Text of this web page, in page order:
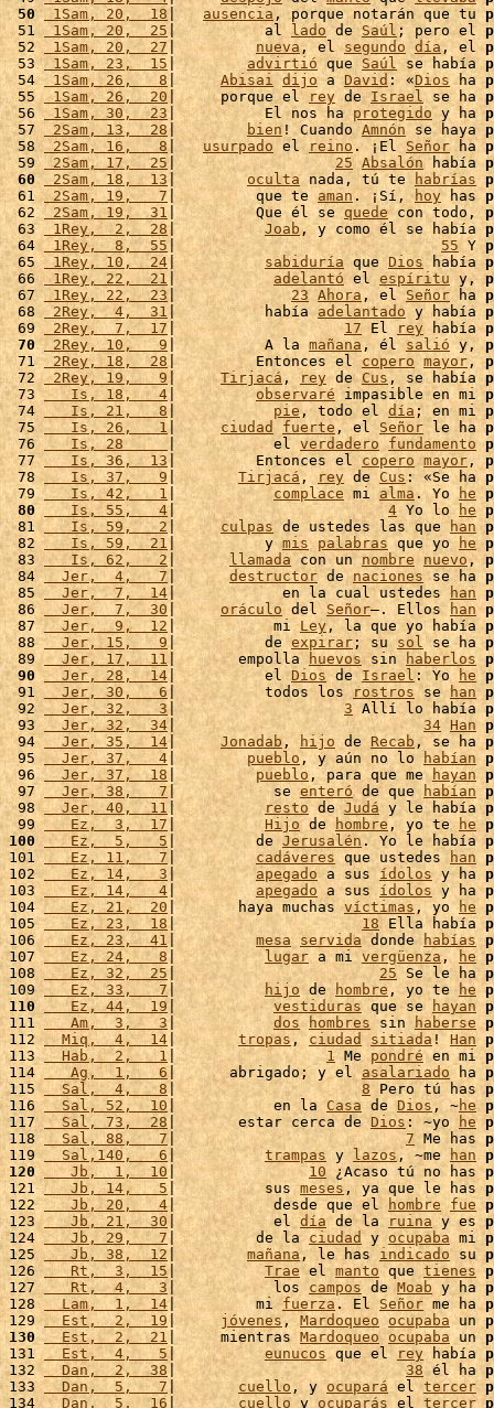
50
1Sam, 20,  18 | ausencia , porque notarán que tu
51
1Sam, 20,  25 |          al lado de Saúl ; pero el
52
1Sam, 20,  27 | nueva , el segundo día , el
53 1Sam, 23,  15 | advirtió que Saúl se había
54 1Sam, 26,   8 | Abisai dijo a David : «Dios ha
55 1Sam, 26,  20 |     porque el rey de Israel se ha
56 1Sam, 30,  23|          El nos ha protegido y ha
57
2Sam, 13,  28| bien ! Cuando Amnón se haya
58 2Sam, 16,   8| usurpado el reino . ¡El Señor ha
59
2Sam, 17,  25 | 25 Absalón había
60
2Sam, 18,  13 | oculta nada, tú te habrías
61 2Sam, 19,   7 |         que te aman . ¡Sí, hoy has
62 2Sam, 19,  31 |         Que él se quede con todo,
63
1Rey,  2,  28| Joab, y como él se había
64
1Rey,  8,  55 | 55 Y
65 1Rey, 10,  24| sabiduría que Dios había
66 1Rey, 22,  21 | adelantó el espíritu y,
67 1Rey, 22,  23 | 23 Ahora , el Señor ha
68
2Rey,  4,  31 |          había adelantado y había
69
2Rey,  7,  17 | 17 El rey había
70
2Rey, 10,   9 |          A la mañana , él salió y,
71 2Rey, 18,  28 |         Entonces el copero mayor ,
72
2Rey, 19,   9 | Tirjacá , rey de Cus, se había
73
   Is, 18,   4
| observaré impasible en mi
74
   Is, 21,   8
| pie, todo el día; en mi
75
   Is, 26,   1
| ciudad fuerte , el Señor le ha
76
   Is, 28
|           el verdadero fundamento
77
   Is, 36,  13
|         Entonces el copero mayor ,
78
   Is, 37,   9
| Tirjacá, rey de Cus : «Se ha
79
   Is, 42,   1
| complace mi alma . Yo he
80
   Is, 55,   4
| 4 Yo lo he
81
   Is, 59,   2
| culpas de ustedes las que han
82
   Is, 59,  21
|          y mis palabras que yo he
83
   Is, 62,   2
| llamada con un nombre nuevo,
84
  Jer,  4,   7
| destructor de naciones se ha
85
  Jer,  7,  14
|            en la cual ustedes han
86
  Jer,  7,  30
| oráculo del Señor–. Ellos han
87
  Jer,  9,  12
|           mi Ley, la que yo había
88
  Jer, 15,   9
|          de expirar ; su sol se ha
89
  Jer, 17,  11
|       empolla huevos sin haberlos
90
  Jer, 28,  14
|          el Dios de Israel: Yo he
91
  Jer, 30,   6
|          todos los rostros se han
92
  Jer, 32,   3
| 3 Allí lo había
93
  Jer, 32,  34
| 34 Han
94
  Jer, 35,  14
| Jonadab , hijo de Recab, se ha
95
  Jer, 37,   4
| pueblo, y aún no lo habían
96
  Jer, 37,  18
| pueblo , para que me hayan
97
  Jer, 38,   7
|           se enteró de que habían
98
  Jer, 40,  11
| resto de Judá y le había
99
   Ez,  3,  17
| Hijo de hombre , yo te he
100
   Ez,  5,   5
|         de Jerusalén . Yo le había
101
   Ez, 11,   7
| cadáveres que ustedes han
102
   Ez, 14,   3
| apegado a sus ídolos y ha
103
   Ez, 14,   4
| apegado a sus ídolos y ha
104
   Ez, 21,  20
|       haya muchas víctimas , yo he
105
   Ez, 23,  18
| 18 Ella había
106
   Ez, 23,  41
| mesa servida donde habías
107
   Ez, 24,   8
| lugar a mi vergüenza, he
108
   Ez, 32,  25
| 25 Se le ha
109
   Ez, 33,   7
| hijo de hombre , yo te he
110
   Ez, 44,  19
| vestiduras que se hayan
111
   Am,  3,   3
| dos hombres sin haberse
112
  Miq,  4,  14
| tropas , ciudad sitiada ! Han
113
  Hab,  2,   1
| 1 Me pondré en mi
114
   Ag,  1,   6
|      abrigado; y el asalariado ha
115
  Sal,  4,   8
| 8 Pero tú has
116
  Sal, 52,  10
|           en la Casa de Dios , ~he
117
  Sal, 73,  28
|       estar cerca de Dios : ~yo he
118
  Sal, 88,   7
| 7 Me has
119
  Sal,140,   6
| trampas y lazos , ~me han
120
   Jb,  1,  10
| 10 ¿Acaso tú no has
121
   Jb, 14,   5
|          sus meses , ya que le has
122
   Jb, 20,   4
|           desde que el hombre fue
123
   Jb, 21,  30
|           el día de la ruina y es
124
   Jb, 29,   7
|         de la ciudad y ocupaba mi
125
   Jb, 38,  12
| mañana, le has indicado su
126
   Rt,  3,  15
| Trae el manto que tienes
127
   Rt,  4,   3
|           los campos de Moab y ha
128
  Lam,  1,  14
|         mi fuerza . El Señor me ha
129
  Est,  2,  19
| jóvenes , Mardoqueo ocupaba un
130
  Est,  2,  21
|     mientras Mardoqueo ocupaba un
131
  Est,  4,   5
| eunucos que el rey había
132
  Dan,  2,  38
| 38 él ha
133
  Dan,  5,   7
| cuello , y ocupará el tercer
134
  Dan,  5,  16
| cuello y ocuparás el tercer